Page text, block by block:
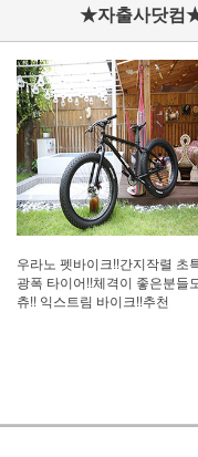
★자출사닷컴
우라노 펫바이크!!간지작렬 초
광폭 타이어!!체격이 좋은분들
츄!! 익스트림 바이크!!추천